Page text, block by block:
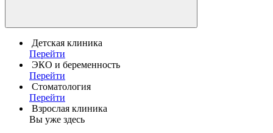
Детская клиника
Перейти
ЭКО и беременность
Перейти
Стоматология
Перейти
Взрослая клиника
Вы уже здесь